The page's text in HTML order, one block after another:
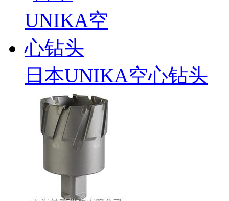
日本UNIKA空心钻头